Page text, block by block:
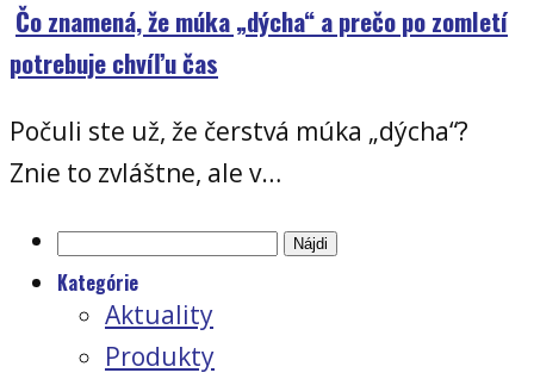
Čo znamená, že múka „dýcha“ a prečo po zomletí
potrebuje chvíľu čas
Počuli ste už, že čerstvá múka „dýcha“?
Znie to zvláštne, ale v…
Hľadať:
Kategórie
Aktuality
Produkty